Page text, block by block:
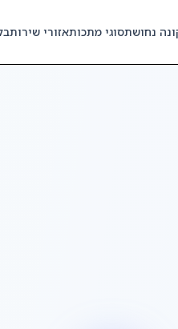
נחושתסוגי מתכותאזורי שירות